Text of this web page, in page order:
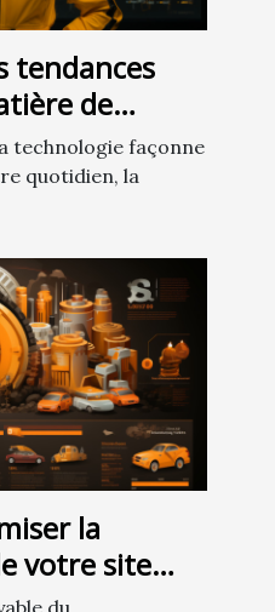
tendances
de
et leur
technologie façonne
quotidien, la
la
votre site
du